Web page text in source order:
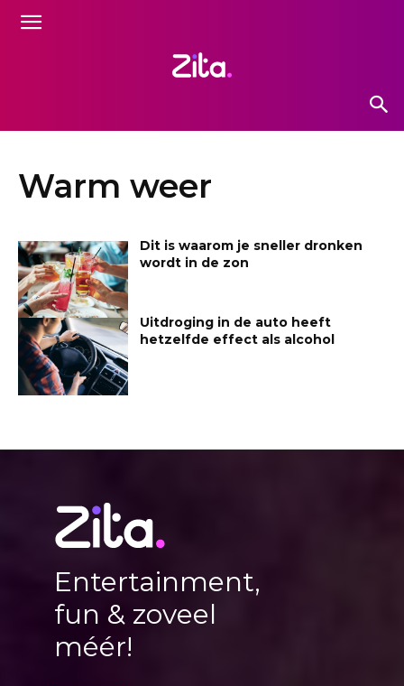
Warm weer
Dit is waarom je sneller dronken
wordt in de zon
Uitdroging in de auto heeft
hetzelfde effect als alcohol
Entertainment,
fun & zoveel
méér!